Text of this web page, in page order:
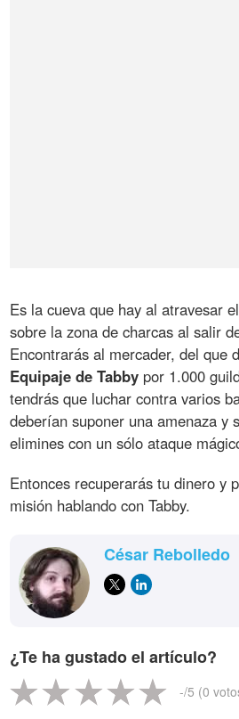
Es la cueva que hay al atravesar
sobre la zona de charcas al salir
Encontrarás al mercader, del que
Equipaje de Tabby por 1.000
tendrás que luchar contra varios
deberían suponer una amenaza y
elimines con un sólo ataque
Entonces recuperarás tu dinero y
misión hablando con Tabby.
César Rebolledo
¿Te ha gustado el artículo?
-/5 (0